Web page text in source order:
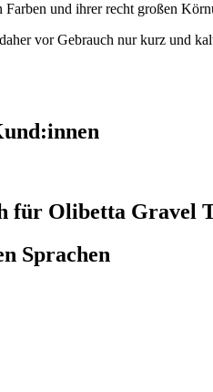
und ihrer recht großen
vor Gebrauch nur kurz und
für Olibetta Gravel
Sprachen